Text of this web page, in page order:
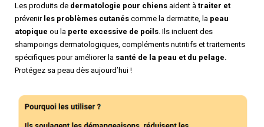
Les produits de dermatologie pour chiens aident à traiter et
prévenirles problèmes cutanés comme la dermatite, la peau
atopique ou la perte excessive de poils. Ils incluent des
shampoings dermatologiques, compléments nutritifs et traitements
spécifiques pour améliorer la santé de la peau et du pelage.
Protégez sa peau dès aujourd’hui !